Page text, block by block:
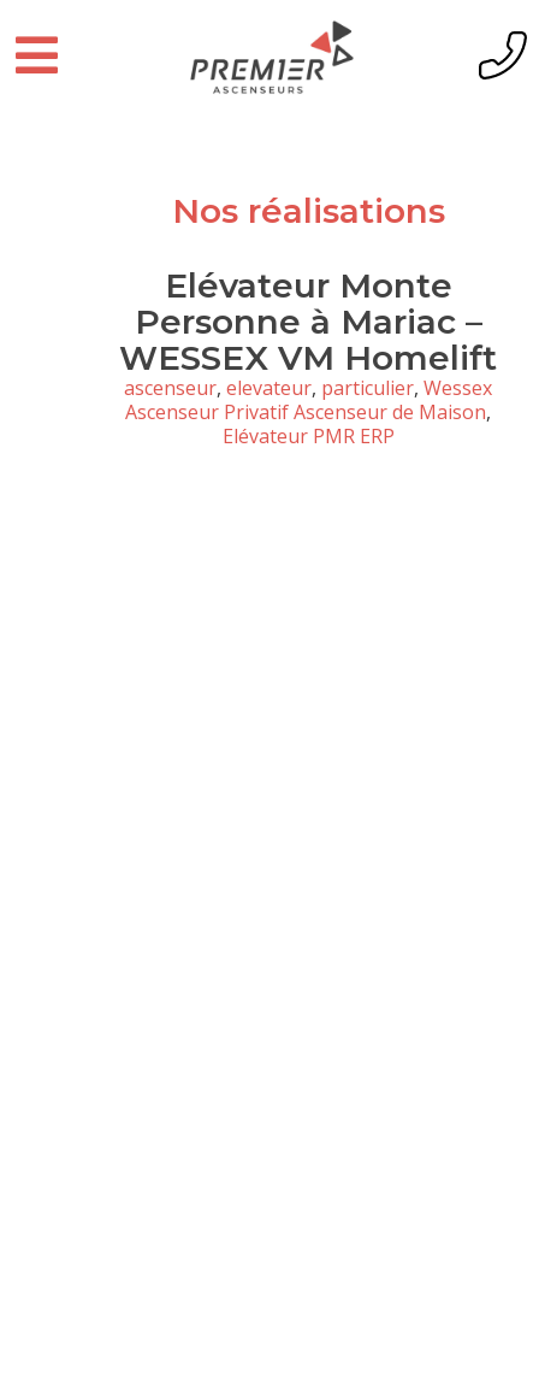
Nos réalisations
Elévateur Monte
Personne à Mariac –
WESSEX VM Homelift
ascenseur, elevateur, particulier, Wessex
Ascenseur Privatif Ascenseur de Maison,
Elévateur PMR ERP